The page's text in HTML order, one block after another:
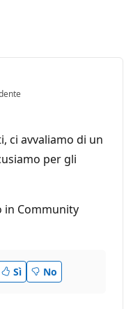
ci avvaliamo di un
per gli
in Community
Sì No